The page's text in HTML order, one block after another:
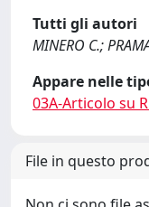
Tutti gli autori
MINERO C.;
Appare nelle
03A-Articolo su
File in questo